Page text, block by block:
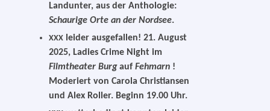
Landunter, aus der Anthologie:
Schaurige Orte an der Nordsee.
XXX lei­der aus­ge­fal­len! 21. August
2025, Ladies Crime Night im
Filmtheater Burgauf Fehmarn !
Moderiert von Carola Christiansen
und Alex Roller. Beginn 19.00 Uhr.